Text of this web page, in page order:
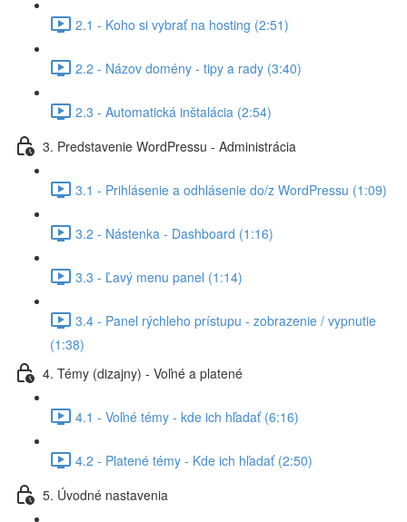
2.1 - Koho si vybrať na hosting (2:51)
2.2 - Názov domény - tipy a rady (3:40)
2.3 - Automatická inštalácia (2:54)
3. Predstavenie WordPressu - Administrácia
3.1 - Prihlásenie a odhlásenie do/z WordPressu (1:09)
3.2 - Nástenka - Dashboard (1:16)
3.3 - Ľavý menu panel (1:14)
3.4 - Panel rýchleho prístupu - zobrazenie / vypnutie
(1:38)
4. Témy (dizajny) - Voľné a platené
4.1 - Voľné témy - kde ich hľadať (6:16)
4.2 - Platené témy - Kde ich hľadať (2:50)
5. Úvodné nastavenia